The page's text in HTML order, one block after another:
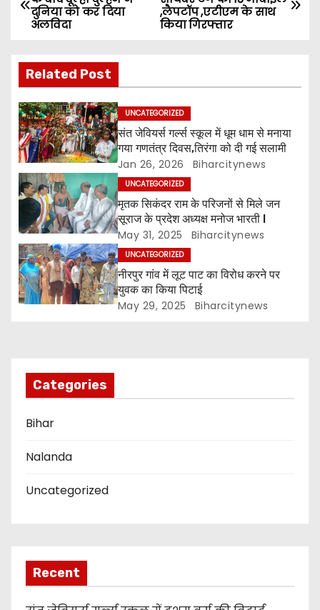
o
t
n
a
v
i
g
a
t
,लैपटॉप ,एटीएम के साथ
किया गिरफ्तार
दुनिया को कर दिया
अलविदा
Related Post
UNCATEGORIZED
संत जेवियर्स गर्ल्स स्कूल में धूम धाम से मनाया
गया गणतंत्र दिवस,तिरंगा को दी गई सलामी
Jan 26, 2026 Biharcitynews
UNCATEGORIZED
मृतक सिकंदर राम के परिजनों से मिले जन
सूराज के प्रदेश अध्यक्ष मनोज भारती l
May 31, 2025 Biharcitynews
UNCATEGORIZED
नीरपुर गांव में लूट पाट का विरोध करने पर
युवक का किया पिटाई
May 29, 2025 Biharcitynews
Categories
Bihar
Nalanda
Uncategorized
Recent